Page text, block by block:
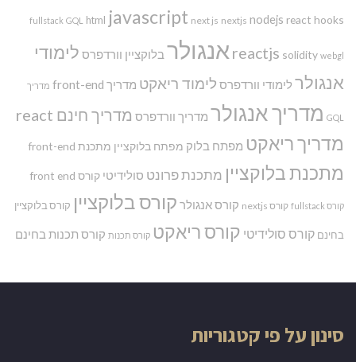
fullstack GQL html javascript next js nextjs nodejs react hooks
reactjs solidity webgl אנגולר בלוקציין וורדפרס לימודי
אנגולר לימודי וורדפרס לימוד ריאקט מדריך front-end מדריך
GQL מדריך אנגולר מדריך וורדפרס מדריך חינם react
מדריך ריאקט מפתח בלוק מפתח בלוקציין מתכנת front-end
מתכנת בלוקציין מתכנת פרונט סולידיטי קורס front end
קורס fullstack קורס nextjs קורס אנגולר קורס בלוקציין קורס בלוקציין
בחינם קורס סולידיטי קורס ריאקט קורס תכנות קורס תכנות בחינם
סינון על פי קטגוריות